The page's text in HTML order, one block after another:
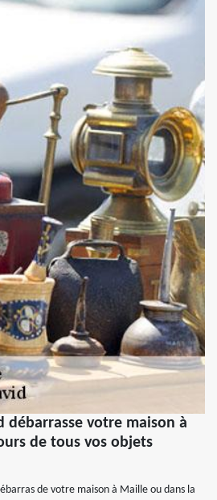
débarrasse votre maison à
de tous vos objets
de votre maison à Maille ou dans la